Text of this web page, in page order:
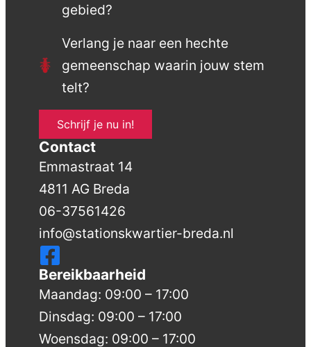
gebied?
Verlang je naar een hechte
gemeenschap waarin jouw stem
telt?
Schrijf je nu in!
Contact
Emmastraat 14
4811 AG Breda
06-37561426
info@stationskwartier-breda.nl
Bereikbaarheid
Maandag: 09:00 – 17:00
Dinsdag: 09:00 – 17:00
Woensdag: 09:00 – 17:00